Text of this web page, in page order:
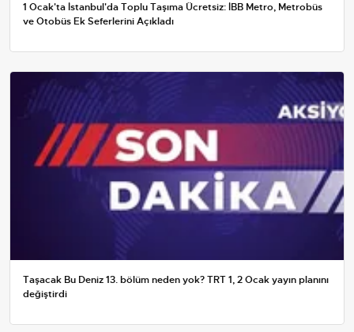
1 Ocak'ta İstanbul'da Toplu Taşıma Ücretsiz: İBB Metro, Metrobüs
ve Otobüs Ek Seferlerini Açıkladı
Taşacak Bu Deniz 13. bölüm neden yok? TRT 1, 2 Ocak yayın planını
değiştirdi